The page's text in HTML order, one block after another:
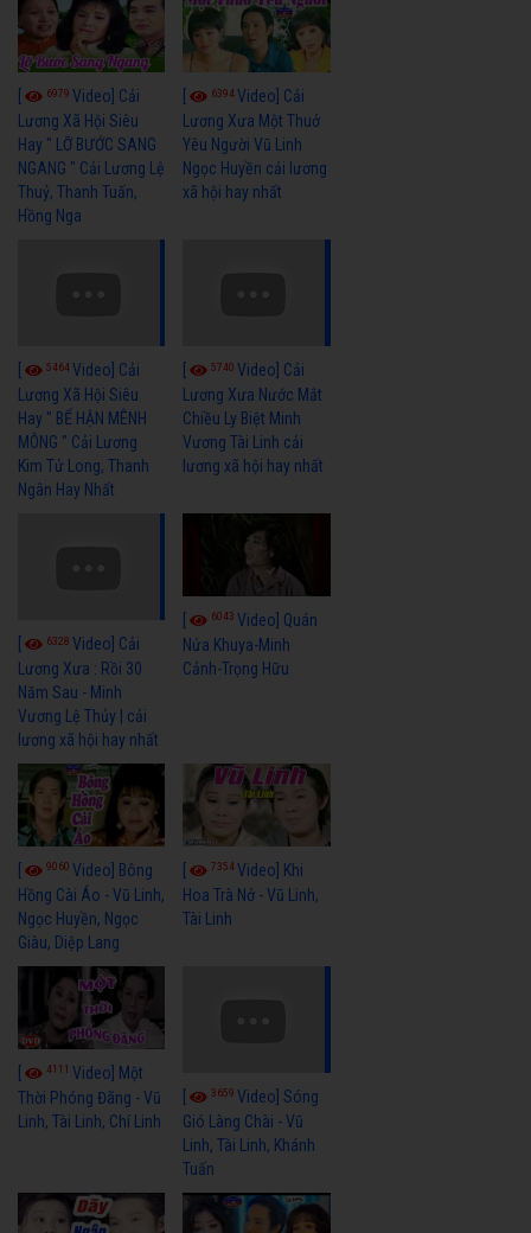
6979 Video] Cải
Lương Xã Hội Siêu
Hay " LỠ BƯỚC SANG
NGANG " Cải Lương Lệ
Thuỷ, Thanh Tuấn,
Hồng Nga
6394Video] Cải
Lương Xưa Một Thuở
Yêu Người Vũ Linh
Ngọc Huyền cải lương
xã hội hay nhất
5464Video] Cải
Lương Xã Hội Siêu
Hay " BỂ HẬN MÊNH
MÔNG " Cải Lương
Kim Tử Long, Thanh
Ngân Hay Nhất
5740Video] Cải
Lương Xưa Nước Mắt
Chiều Ly Biệt Minh
Vương Tài Linh cải
lương xã hội hay nhất
6328 Video] Cải
Lương Xưa : Rồi 30
Năm Sau - Minh
Vương Lệ Thủy | cải
lương xã hội hay nhất
6043Video] Quán
Nửa Khuya-Minh
Cảnh-Trọng Hữu
9060 Video] Bông
Hồng Cài Áo - Vũ Linh,
Ngọc Huyền, Ngọc
Giàu, Diệp Lang
7354Video] Khi
Hoa Trà Nở - Vũ Linh,
Tài Linh
4111 Video] Một
Thời Phóng Đãng - Vũ
Linh, Tài Linh, Chí Linh
3659Video] Sóng
Gió Làng Chài - Vũ
Linh, Tài Linh, Khánh
Tuấn